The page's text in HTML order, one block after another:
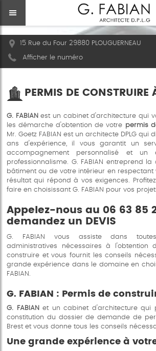
15 Rue du Four 29880 PLOUGUERNEAU
Afficher le numéro
PERMIS DE CONSTRUIRE
G. FABIAN est un cabinet d'architecture qui
les démarche d'obtention de votre permis
Mr. Goetz FABIAN est un architecte DPLG qui
ans d'expérience, il vous garantit un
accompagnement personnalisé et un
professionnalisme. G. FABIAN entreprend
bâtiment ou de votre intérieur en respectant
résultat qui répond à vos exigences.
faire en choisissant G. FABIAN pour vos
Appelez-nous au 06 63 85
demandez un DEVIS
G. FABIAN vous assiste dans
administratives nécessaires à l'obtention
construire et vous fournit les conseils
grande expérience dans le domaine en
FABIAN.
G. FABIAN : Permis de
G. FABIAN
et un cabinet d'architecture qui
constitution du dossier de demande de
Brest et vous donne tous les conseils
Une grande expérience à